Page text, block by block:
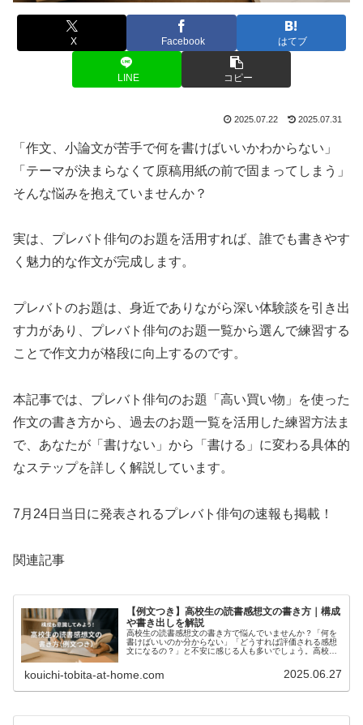
X Facebook はてブ
LINE コピー
2025.07.22 2025.07.31
「作文、小論文が苦手で何を書けばいいかわからない」
「テーマが決まらなくて原稿用紙の前で固まってしまう」
そんな悩みを抱えていませんか？
実は、プレバト俳句のお題を活用すれば、誰でも書きやす
く魅力的な作文が完成します。
プレバトのお題は、身近でありながら深い体験談を引き出
す力があり、プレバト俳句のお題一覧から選んで練習する
ことで作文力が格段に向上するのです。
本記事では、プレバト俳句のお題「高い買い物」を使った
作文の書き方から、過去のお題一覧を活用した練習方法ま
で、あなたが「書けない」から「書ける」に変わる具体的
なステップを詳しく解説しています。
7月24日当日に発表されるプレバト俳句の速報も掲載！
関連記事
【例文つき】高校生の読書感想文の書き方｜構成
や書き出しを解説
高校生の読書感想文の書き方で悩んでいませんか？「何を
書けばいいのか分からない」「どうすれば評価される感想
文になるの？」と不安に感じる人も多いでしょう。高校生
kouichi-tobita-at-home.com 2025.06.27